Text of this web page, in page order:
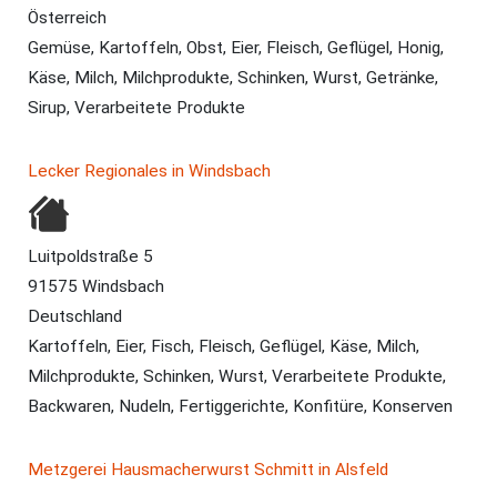
Österreich
Gemüse, Kartoffeln, Obst, Eier, Fleisch, Geflügel, Honig,
Käse, Milch, Milchprodukte, Schinken, Wurst, Getränke,
Sirup, Verarbeitete Produkte
Lecker Regionales in Windsbach
Luitpoldstraße 5
91575 Windsbach
Deutschland
Kartoffeln, Eier, Fisch, Fleisch, Geflügel, Käse, Milch,
Milchprodukte, Schinken, Wurst, Verarbeitete Produkte,
Backwaren, Nudeln, Fertiggerichte, Konfitüre, Konserven
Metzgerei Hausmacherwurst Schmitt in Alsfeld